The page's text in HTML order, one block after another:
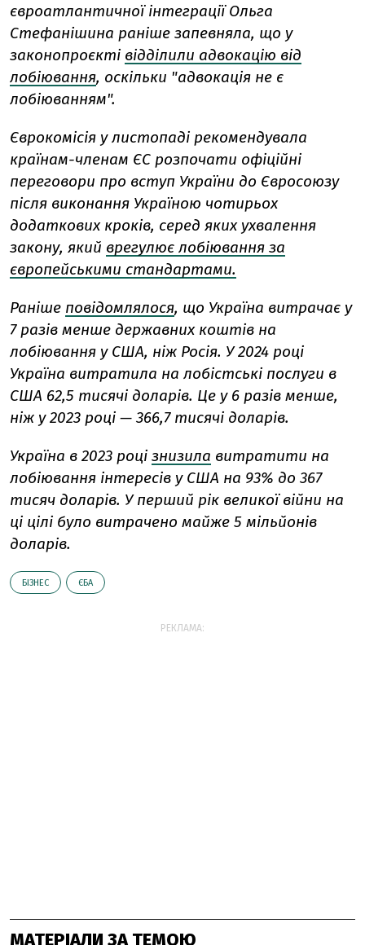
євроатлантичної інтеграції Ольга
Стефанішина раніше запевняла, що у
законопроєкті відділили адвокацію від
лобіювання, оскільки "адвокація не є
лобіюванням".
Єврокомісія у листопаді рекомендувала
країнам-членам ЄС розпочати офіційні
переговори про вступ України до Євросоюзу
після виконання Україною чотирьох
додаткових кроків, серед яких ухвалення
закону, який врегулює лобіювання за
європейськими стандартами.
Раніше повідомлялося, що Україна витрачає у
7 разів менше державних коштів на
лобіювання у США, ніж Росія. У 2024 році
Україна витратила на лобістські послуги в
США 62,5 тисячі доларів. Це у 6 разів менше,
ніж у 2023 році — 366,7 тисячі доларів.
Україна в 2023 році знизила витратити на
лобіювання інтересів у США на 93% до 367
тисяч доларів. У перший рік великої війни на
ці цілі було витрачено майже 5 мільйонів
доларів.
БІЗНЕС ЄБА
РЕКЛАМА:
МАТЕРІАЛИ ЗА ТЕМОЮ